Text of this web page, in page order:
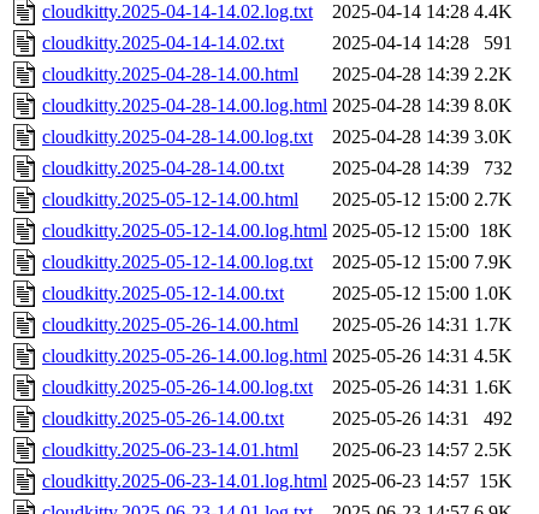
cloudkitty.2025-04-14-14.02.log.txt
2025-04-14 14:28 4.4K
cloudkitty.2025-04-14-14.02.txt
2025-04-14 14:28
591
cloudkitty.2025-04-28-14.00.html
2025-04-28 14:39 2.2K
cloudkitty.2025-04-28-14.00.log.html 2025-04-28 14:39 8.0K
cloudkitty.2025-04-28-14.00.log.txt
2025-04-28 14:39 3.0K
cloudkitty.2025-04-28-14.00.txt
2025-04-28 14:39
732
cloudkitty.2025-05-12-14.00.html
2025-05-12 15:00 2.7K
cloudkitty.2025-05-12-14.00.log.html 2025-05-12 15:00 18K
cloudkitty.2025-05-12-14.00.log.txt
2025-05-12 15:00 7.9K
cloudkitty.2025-05-12-14.00.txt
2025-05-12 15:00 1.0K
cloudkitty.2025-05-26-14.00.html
2025-05-26 14:31 1.7K
cloudkitty.2025-05-26-14.00.log.html 2025-05-26 14:31 4.5K
cloudkitty.2025-05-26-14.00.log.txt
2025-05-26 14:31 1.6K
cloudkitty.2025-05-26-14.00.txt
2025-05-26 14:31
492
cloudkitty.2025-06-23-14.01.html
2025-06-23 14:57 2.5K
cloudkitty.2025-06-23-14.01.log.html 2025-06-23 14:57 15K